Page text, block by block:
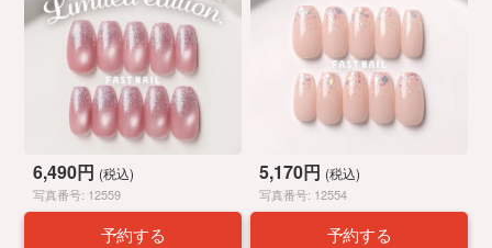
6,490円 (税込)
写真番号: 12559
予約する
5,170円 (税込)
写真番号: 12554
予約する